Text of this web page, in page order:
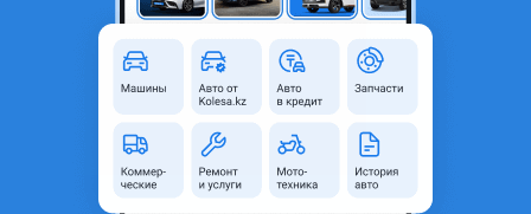
Астана, Акмолинская
область
Б/y
Оригинальность
Оригинал